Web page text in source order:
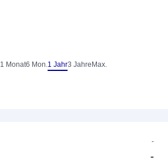
1 Monat6 Mon.1 Jahr3 Jahre Max.
-
-